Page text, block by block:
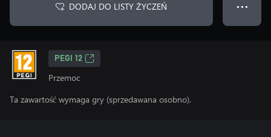
DODAJ DO LISTY ŻYCZEŃ ● ● ●
PEGI 12
Przemoc
Ta zawartość wymaga gry (sprzedawana osobno).